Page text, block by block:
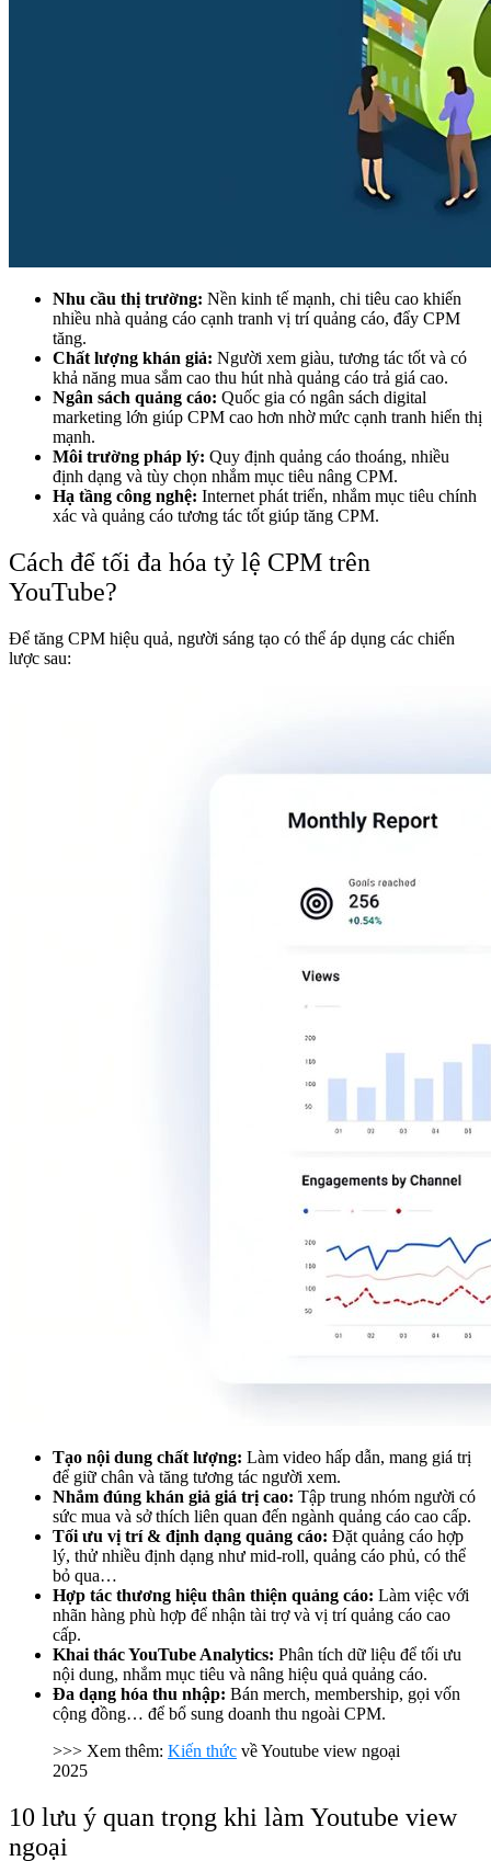
Nhu cầu thị trường: Nền kinh tế mạnh, chi tiêu cao khiến
nhiều nhà quảng cáo cạnh tranh vị trí quảng cáo, đẩy CPM
tăng.
Chất lượng khán giả: Người xem giàu, tương tác tốt và có
khả năng mua sắm cao thu hút nhà quảng cáo trả giá cao.
Ngân sách quảng cáo: Quốc gia có ngân sách digital
marketing lớn giúp CPM cao hơn nhờ mức cạnh tranh hiển thị
mạnh.
Môi trường pháp lý: Quy định quảng cáo thoáng, nhiều
định dạng và tùy chọn nhắm mục tiêu nâng CPM.
Hạ tầng công nghệ: Internet phát triển, nhắm mục tiêu chính
xác và quảng cáo tương tác tốt giúp tăng CPM.
Cách để tối đa hóa tỷ lệ CPM trên
YouTube?
Để tăng CPM hiệu quả, người sáng tạo có thể áp dụng các chiến
lược sau:
Tạo nội dung chất lượng: Làm video hấp dẫn, mang giá trị
để giữ chân và tăng tương tác người xem.
Nhắm đúng khán giả giá trị cao: Tập trung nhóm người có
sức mua và sở thích liên quan đến ngành quảng cáo cao cấp.
Tối ưu vị trí & định dạng quảng cáo: Đặt quảng cáo hợp
lý, thử nhiều định dạng như mid-roll, quảng cáo phủ, có thể
bỏ qua…
Hợp tác thương hiệu thân thiện quảng cáo: Làm việc với
nhãn hàng phù hợp để nhận tài trợ và vị trí quảng cáo cao
cấp.
Khai thác YouTube Analytics: Phân tích dữ liệu để tối ưu
nội dung, nhắm mục tiêu và nâng hiệu quả quảng cáo.
Đa dạng hóa thu nhập: Bán merch, membership, gọi vốn
cộng đồng… để bổ sung doanh thu ngoài CPM.
>>> Xem thêm: Kiến thức về Youtube view ngoại
2025
10 lưu ý quan trọng khi làm Youtube view
ngoại